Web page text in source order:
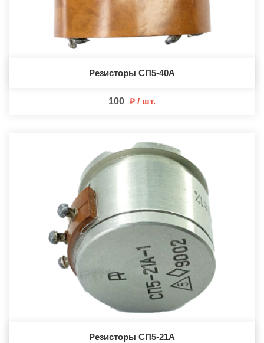
Резисторы СП5-40А
100 шт
Резисторы СП5-21А